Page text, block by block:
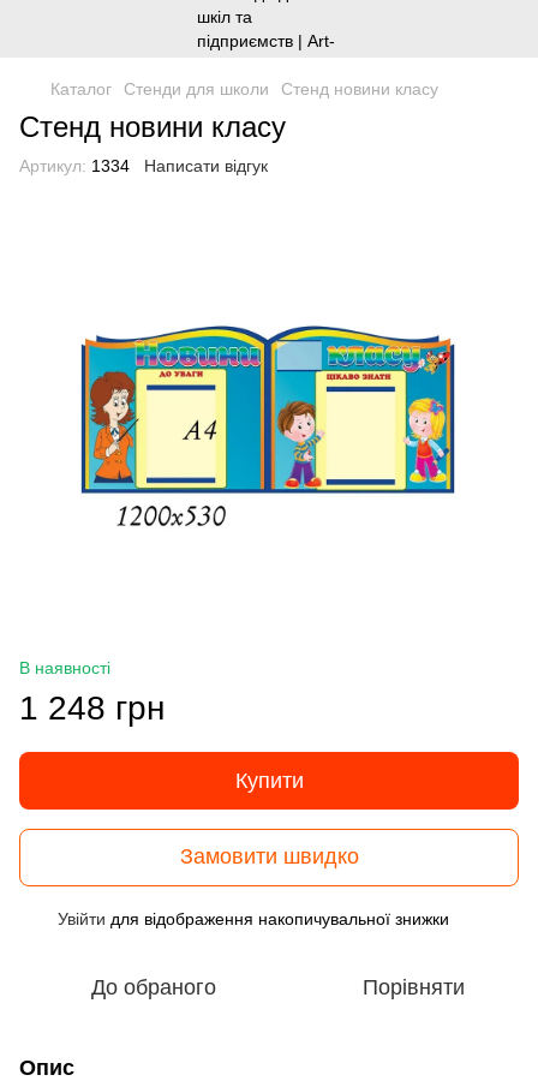
Каталог Стенди для школи Стенд новини класу
Стенд новини класу
Артикул: 1334 Написати відгук
В наявності
1 248 грн
Купити
Замовити швидко
Увійти для відображення накопичувальної знижки
До обраного Порівняти
Опис